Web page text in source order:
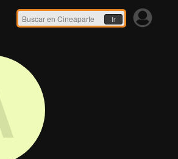
Ir